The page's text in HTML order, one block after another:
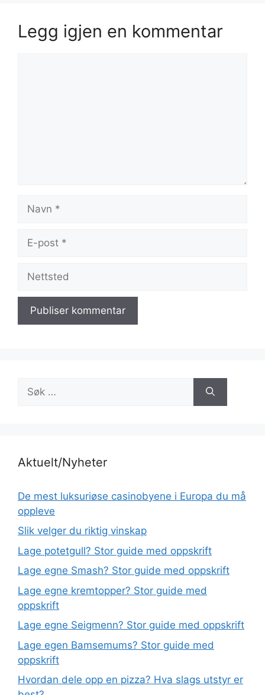
Legg igjen en kommentar
post
etter:
Aktuelt/Nyheter
De mest luksuriøse casinobyene i Europa du må
oppleve
Slik velger du riktig vinskap
Lage potetgull? Stor guide med oppskrift
Lage egne Smash? Stor guide med oppskrift
Lage egne kremtopper? Stor guide med
oppskrift
Lage egne Seigmenn? Stor guide med oppskrift
Lage egen Bamsemums? Stor guide med
oppskrift
Hvordan dele opp en pizza? Hva slags utstyr er